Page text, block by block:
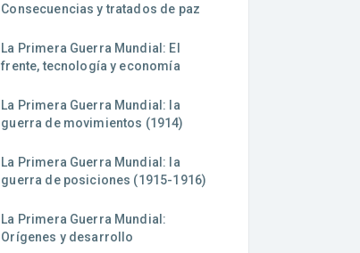
Consecuencias y tratados de paz
La Primera Guerra Mundial: El
frente, tecnología y economía
La Primera Guerra Mundial: la
guerra de movimientos (1914)
La Primera Guerra Mundial: la
guerra de posiciones (1915-1916)
La Primera Guerra Mundial:
Orígenes y desarrollo